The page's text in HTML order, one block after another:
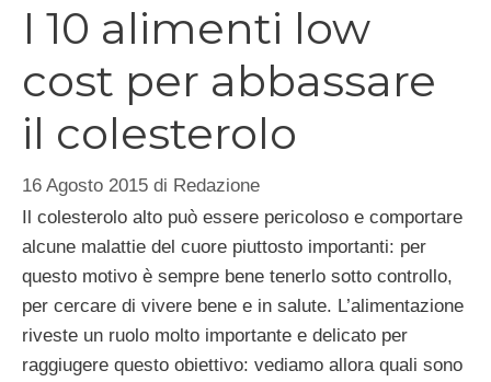
I 10 alimenti low
cost per abbassare
il colesterolo
16 Agosto 2015 di Redazione
Il colesterolo alto può essere pericoloso e comportare
alcune malattie del cuore piuttosto importanti: per
questo motivo è sempre bene tenerlo sotto controllo,
per cercare di vivere bene e in salute. L’alimentazione
riveste un ruolo molto importante e delicato per
raggiugere questo obiettivo: vediamo allora quali sono